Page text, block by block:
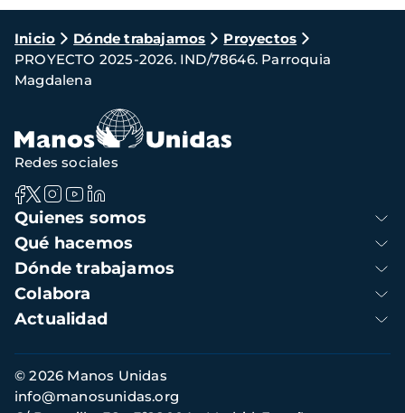
Ruta
de
navegación
Inicio Dónde trabajamos
Proyectos
PROYECTO 2025-2026. IND/78646. Parroquia
Magdalena
Navegación
principal
Quienes somos
Qué hacemos
Dónde trabajamos
Colabora
Actualidad
Redes sociales
Información
de
contacto
© 2026 Manos Unidas
info@manosunidas.org